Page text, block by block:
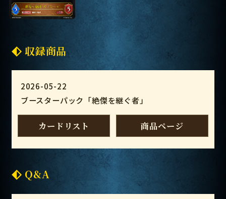
収録商品
2026-05-22
ブースターパック「絶傑を継ぐ者」
カードリスト 商品ページ
Q&A